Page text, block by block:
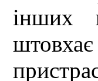
інших